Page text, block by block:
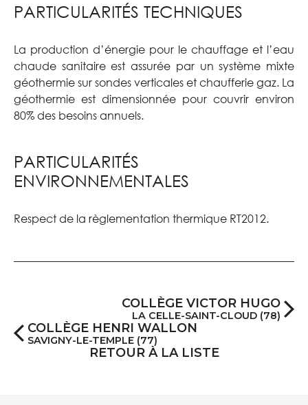
PARTICULARITÉS TECHNIQUES
La production d’énergie pour le chauffage et l’eau
chaude sanitaire est assurée par un système mixte
géothermie sur sondes verticales et chaufferie gaz. La
géothermie est dimensionnée pour couvrir environ
80% des besoins annuels.
PARTICULARITÉS
ENVIRONNEMENTALES
Respect de la règlementation thermique RT2012.
COLLÈGE HENRI WALLON
SAVIGNY-LE-TEMPLE (77)
RETOUR À LA LISTE
COLLÈGE VICTOR HUGO
LA CELLE-SAINT-CLOUD (78)